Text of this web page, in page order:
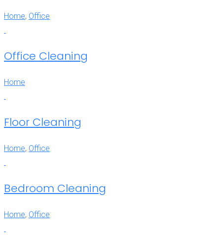
Home, Office
Office Cleaning
Home
Floor Cleaning
Home, Office
Bedroom Cleaning
Home, Office